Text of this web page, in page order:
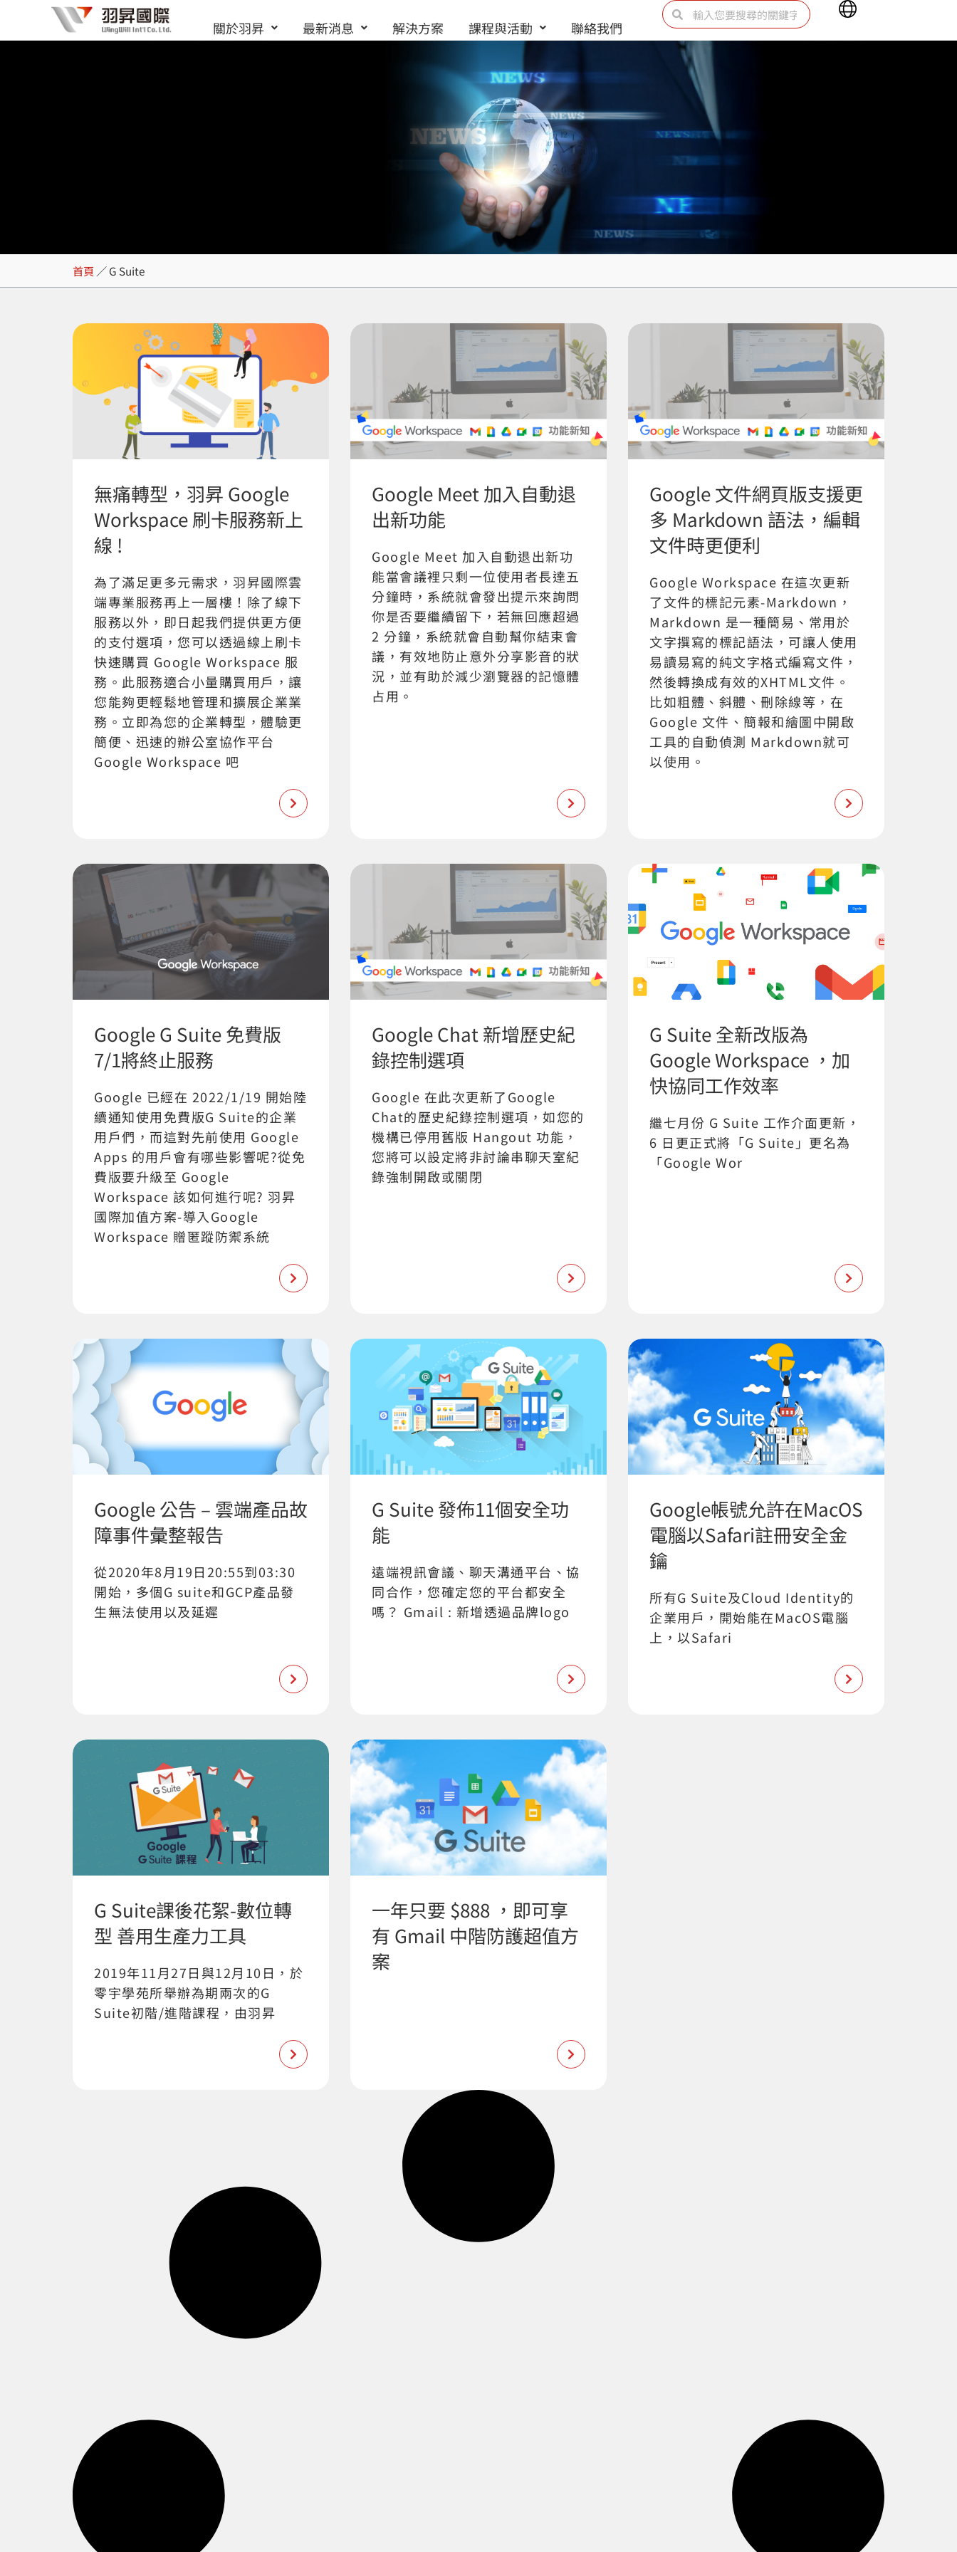
至
關於羽昇 最新消息 解決方案 課程與活動 聯絡我們
搜
尋 尋
Main
Menu
G Suite
首頁 ／G Suite
無痛轉型，羽昇 Google
Workspace 刷卡服務新上
線 !
為了滿足更多元需求，羽昇國際雲
端專業服務再上一層樓！除了線下
服務以外，即日起我們提供更方便
的支付選項，您可以透過線上刷卡
快速購買 Google Workspace 服
務。此服務適合小量購買用戶，讓
您能夠更輕鬆地管理和擴展企業業
務。立即為您的企業轉型，體驗更
簡便、迅速的辦公室協作平台
Google Workspace 吧
Google Meet 加入自動退
出新功能
Google Meet 加入自動退出新功
能當會議裡只剩一位使用者長達五
分鐘時，系統就會發出提示來詢問
你是否要繼續留下，若無回應超過
2 分鐘，系統就會自動幫你結束會
議，有效地防止意外分享影音的狀
況，並有助於減少瀏覽器的記憶體
占用。
Google 文件網頁版支援更
多 Markdown 語法，編輯
文件時更便利
Google Workspace 在這次更新
了文件的標記元素-Markdown，
Markdown 是一種簡易、常用於
文字撰寫的標記語法，可讓人使用
易讀易寫的純文字格式編寫文件，
然後轉換成有效的XHTML文件。
比如粗體、斜體、刪除線等，在
Google 文件、簡報和繪圖中開啟
工具的自動偵測 Markdown就可
以使用。
Google G Suite 免費版
7/1將終止服務
Google 已經在 2022/1/19 開始陸
續通知使用免費版G Suite的企業
用戶們，而這對先前使用 Google
Apps 的用戶會有哪些影響呢?從免
費版要升級至 Google
Workspace 該如何進行呢? 羽昇
國際加值方案-導入Google
Workspace 贈匿蹤防禦系統
Google Chat 新增歷史紀
錄控制選項
Google 在此次更新了Google
Chat的歷史紀錄控制選項，如您的
機構已停用舊版 Hangout 功能，
您將可以設定將非討論串聊天室紀
錄強制開啟或關閉
G Suite 全新改版為
Google Workspace ，加
快協同工作效率
繼七月份 G Suite 工作介面更新，
6 日更正式將「G Suite」更名為
「Google Wor
Google 公告 – 雲端產品故
障事件彙整報告
從2020年8月19日20:55到03:30
開始，多個G suite和GCP產品發
生無法使用以及延遲
G Suite 發佈11個安全功
能
遠端視訊會議、聊天溝通平台、協
同合作，您確定您的平台都安全
嗎？ Gmail : 新增透過品牌logo
Google帳號允許在MacOS
電腦以Safari註冊安全金
鑰
所有G Suite及Cloud Identity的
企業用戶，開始能在MacOS電腦
上，以Safari
G Suite課後花絮-數位轉
型 善用生產力工具
2019年11月27日與12月10日，於
零宇學苑所舉辦為期兩次的G
Suite初階/進階課程，由羽昇
一年只要 $888 ，即可享
有 Gmail 中階防護超值方
案